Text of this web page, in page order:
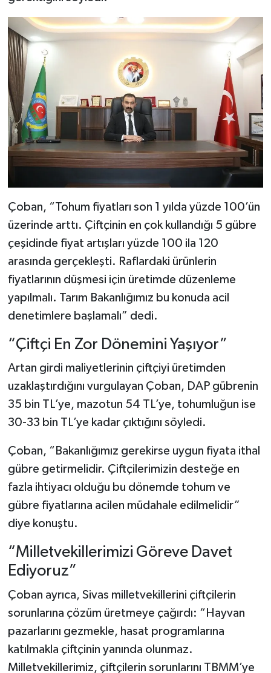
Çoban, “Tohum fiyatları son 1 yılda yüzde 100’ün
üzerinde arttı. Çiftçinin en çok kullandığı 5 gübre
çeşidinde fiyat artışları yüzde 100 ila 120
arasında gerçekleşti. Raflardaki ürünlerin
fiyatlarının düşmesi için üretimde düzenleme
yapılmalı. Tarım Bakanlığımız bu konuda acil
denetimlere başlamalı” dedi.
“Çiftçi En Zor Dönemini Yaşıyor”
Artan girdi maliyetlerinin çiftçiyi üretimden
uzaklaştırdığını vurgulayan Çoban, DAP gübrenin
35 bin TL’ye, mazotun 54 TL’ye, tohumluğun ise
30-33 bin TL’ye kadar çıktığını söyledi.
Çoban, “Bakanlığımız gerekirse uygun fiyata ithal
gübre getirmelidir. Çiftçilerimizin desteğe en
fazla ihtiyacı olduğu bu dönemde tohum ve
gübre fiyatlarına acilen müdahale edilmelidir”
diye konuştu.
“Milletvekillerimizi Göreve Davet
Ediyoruz”
Çoban ayrıca, Sivas milletvekillerini çiftçilerin
sorunlarına çözüm üretmeye çağırdı: “Hayvan
pazarlarını gezmekle, hasat programlarına
katılmakla çiftçinin yanında olunmaz.
Milletvekillerimiz, çiftçilerin sorunlarını TBMM’ye